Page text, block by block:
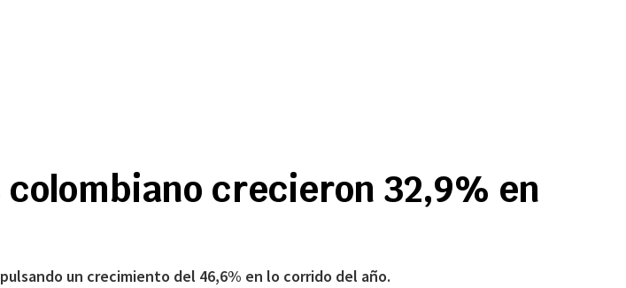
crecieron 32,9% en
un crecimiento del 46,6% en lo corrido del año.